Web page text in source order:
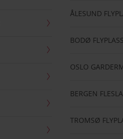
ÅLESUND
BODØ FLYPLASS
OSLO
BERGEN
TROMSØ